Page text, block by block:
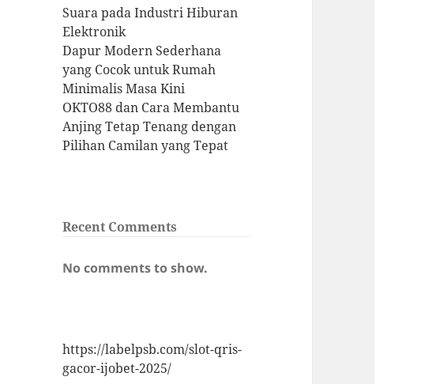
Suara pada Industri Hiburan
Elektronik
Dapur Modern Sederhana
yang Cocok untuk Rumah
Minimalis Masa Kini
OKTO88 dan Cara Membantu
Anjing Tetap Tenang dengan
Pilihan Camilan yang Tepat
Recent Comments
No comments to show.
https://labelpsb.com/slot-qris-
gacor-ijobet-2025/